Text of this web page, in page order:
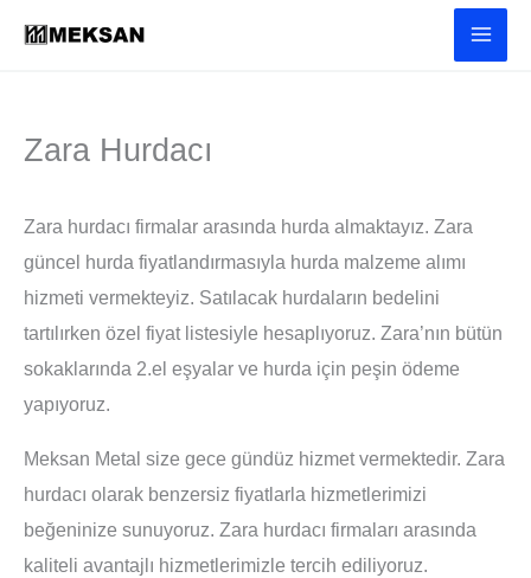
atla
Zara Hurdacı
Zara hurdacı firmalar arasında hurda almaktayız. Zara
güncel hurda fiyatlandırmasıyla hurda malzeme alımı
hizmeti vermekteyiz. Satılacak hurdaların bedelini
tartılırken özel fiyat listesiyle hesaplıyoruz. Zara’nın bütün
sokaklarında 2.el eşyalar ve hurda için peşin ödeme
yapıyoruz.
Meksan Metal size gece gündüz hizmet vermektedir. Zara
hurdacı olarak benzersiz fiyatlarla hizmetlerimizi
beğeninize sunuyoruz. Zara hurdacı firmaları arasında
kaliteli avantajlı hizmetlerimizle tercih ediliyoruz.